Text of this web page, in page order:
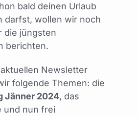
bald deinen Urlaub
wollen wir noch
die jüngsten
berichten.
Newsletter
folgende Themen: die
Jänner 2024, das
und nun frei